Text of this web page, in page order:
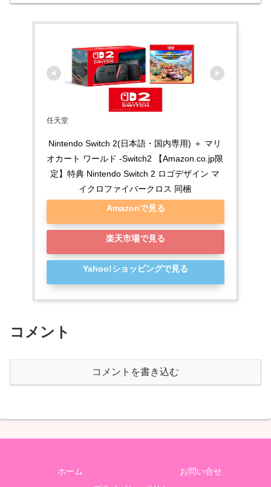
任天堂
Nintendo Switch 2(日本語・国内専用) ＋ マリ
オカート ワールド -Switch2 【Amazon.co.jp限
定】特典 Nintendo Switch 2 ロゴデザイン マ
イクロファイバークロス 同梱
Amazonで見る
楽天市場で見る
Yahoo!ショッピングで見る
コメント
コメントを書き込む
ホーム
お問い合せ